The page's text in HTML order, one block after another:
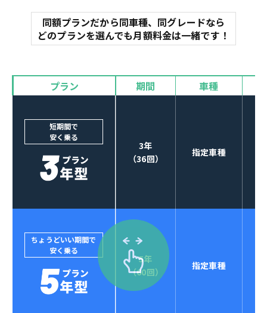
オイル交換 諸費用
マット
バイザー
3
オプションも選べる！
POINT
4
セブンマックスなら
クレジットカード払い可能
同額プランだから同車種、同グレードなら
どのプランを選んでも月額料金は一緒です！
プラン 期間 車種
短期間で
安く乗る
3年
（36回）
指定車種
ちょうどいい期間で
安く乗る
5年
（60回）
指定車種